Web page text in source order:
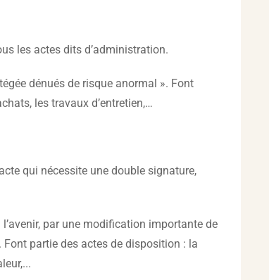
les actes dits d’administration.
dénués de risque anormal ». Font
les travaux d’entretien,…
qui nécessite une double signature,
par une modification importante de
partie des actes de disposition : la